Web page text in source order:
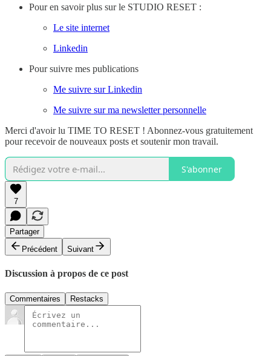
Pour en savoir plus sur le STUDIO RESET :
Le site internet
Linkedin
Pour suivre mes publications
Me suivre sur Linkedin
Me suivre sur ma newsletter personnelle
Merci d'avoir lu TIME TO RESET ! Abonnez-vous gratuitement
pour recevoir de nouveaux posts et soutenir mon travail.
S'abonner
7
Partager
Précédent
Suivant
Discussion à propos de ce post
Commentaires Restacks